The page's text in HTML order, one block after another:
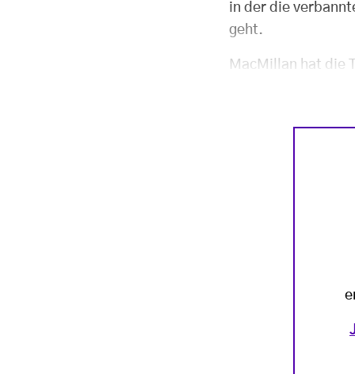
in der die
geht.
MacMillan hat die